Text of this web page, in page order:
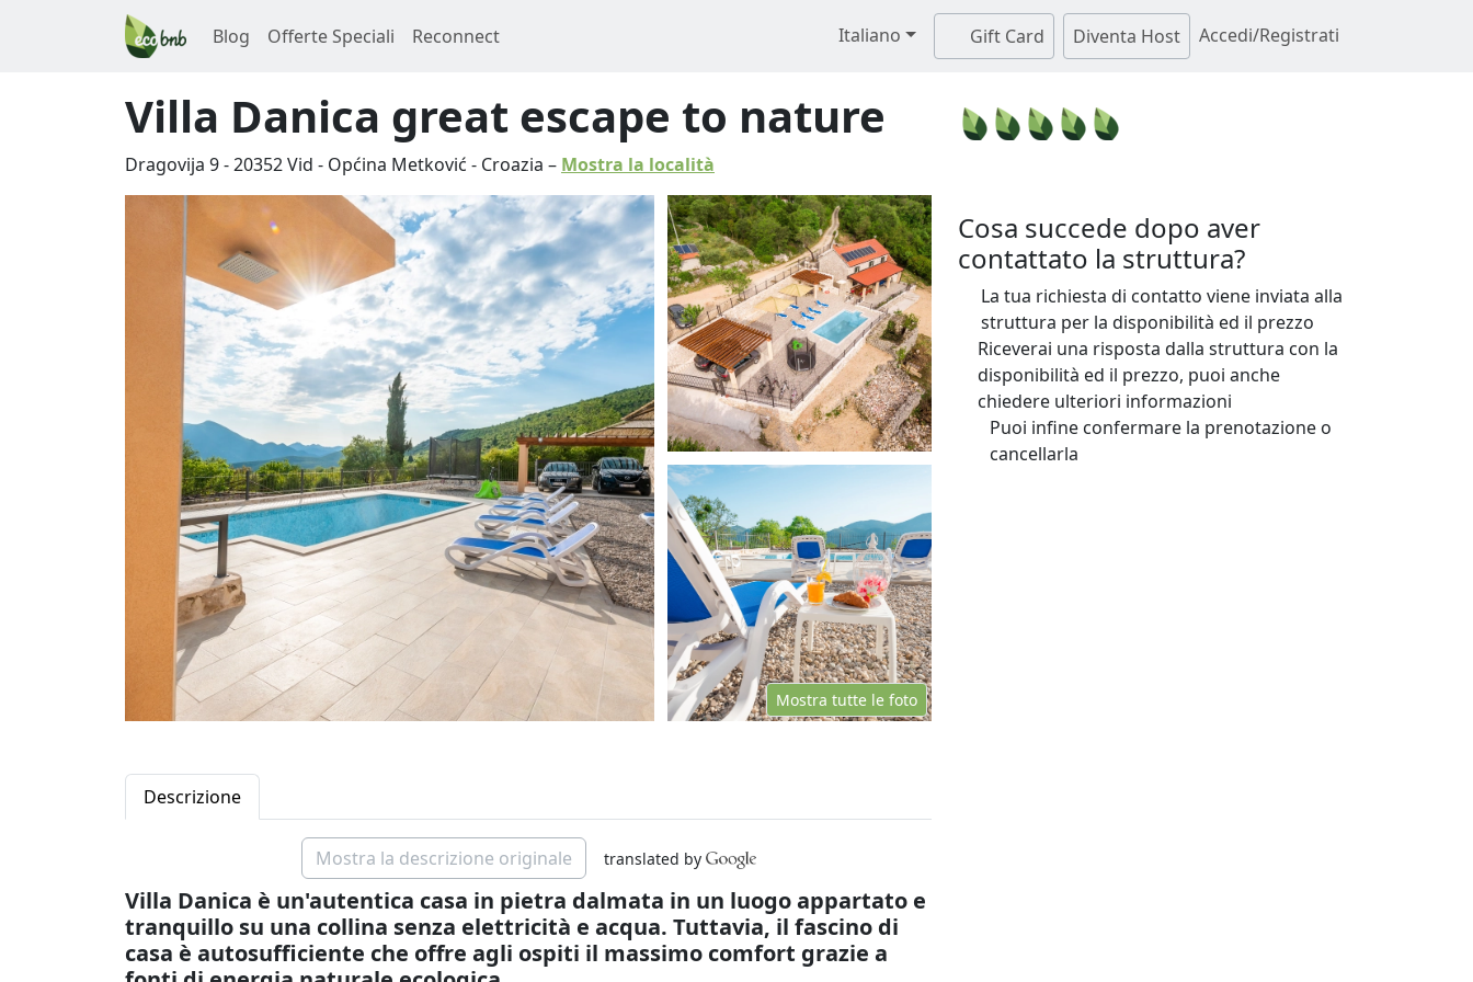
Blog Offerte Speciali Reconnect Italiano Gift Card Diventa Host Accedi/Registrati
Villa Danica great escape to nature
Dragovija 9-20352Vid - Općina Metković - Croazia – Mostra la località
Mostra tutte le foto
Descrizione
Mostra la descrizione originale translated by
Villa Danica è un'autentica casa in pietra dalmata in un luogo appartato e
tranquillo su una collina senza elettricità e acqua. Tuttavia, il fascino di
casa è autosufficiente che offre agli ospiti il massimo comfort grazie a
Cosa succede dopo aver
contattato la struttura?
La tua richiesta di contatto viene inviata alla
struttura per la disponibilità ed il prezzo
Riceverai una risposta dalla struttura con la
disponibilità ed il prezzo, puoi anche
chiedere ulteriori informazioni
Puoi infine confermare la prenotazione o
cancellarla